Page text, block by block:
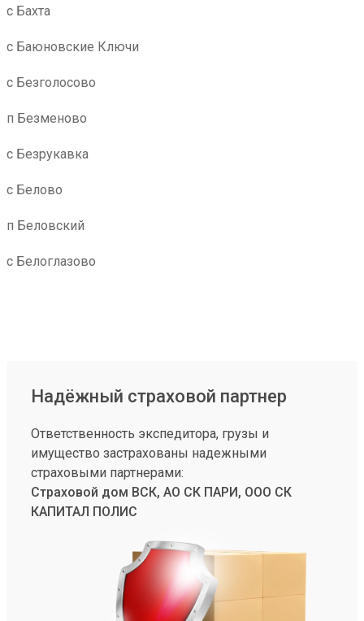
с Бахта
с Баюновские Ключи
с Безголосово
п Безменово
с Безрукавка
с Белово
п Беловский
с Белоглазово
Надёжный страховой партнер
Ответственность экспедитора, грузы и
имущество застрахованы надежными
страховыми партнерами:
Страховой дом ВСК, АО СК ПАРИ, ООО СК
КАПИТАЛ ПОЛИС